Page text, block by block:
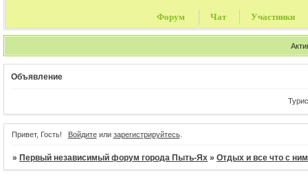
Форум Чат Участники
Объявление
Привет, Гость! Войдитеили зарегистрируйтесь.
»Первый независимый форум города Пыть-Ях »Отдых и все что с